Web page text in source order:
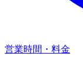
営業時間・料金